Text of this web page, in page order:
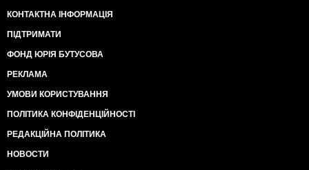
КОНТАКТНА ІНФОРМАЦІЯ
ПІДТРИМАТИ
ФОНД ЮРІЯ БУТУСОВА
РЕКЛАМА
УМОВИ КОРИСТУВАННЯ
ПОЛІТИКА КОНФІДЕНЦІЙНОСТІ
РЕДАКЦІЙНА ПОЛІТИКА
НОВОСТИ